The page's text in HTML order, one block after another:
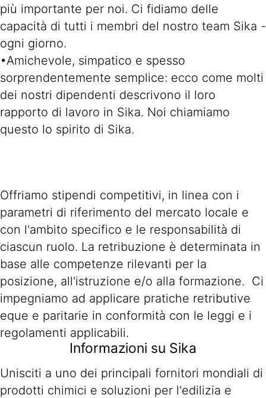
più importante per noi. Ci fidiamo delle
capacità di tutti i membri del nostro team Sika -
ogni giorno.
•Amichevole, simpatico e spesso
sorprendentemente semplice: ecco come molti
dei nostri dipendenti descrivono il loro
rapporto di lavoro in Sika. Noi chiamiamo
questo lo spirito di Sika.
Offriamo stipendi competitivi, in linea con i
parametri di riferimento del mercato locale e
con l'ambito specifico e le responsabilità di
ciascun ruolo. La retribuzione è determinata in
base alle competenze rilevanti per la
posizione, all'istruzione e/o alla formazione. Ci
impegniamo ad applicare pratiche retributive
eque e paritarie in conformità con le leggi e i
regolamenti applicabili.
Informazioni su Sika
Unisciti a uno dei principali fornitori mondiali di
prodotti chimici e soluzioni per l'edilizia e